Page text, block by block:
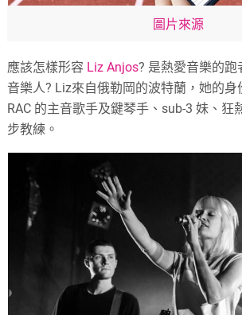
圖片來源
應該怎樣形容 Liz Anjos? 是熱愛音樂的
音樂人? Liz來自俄勒岡的波特蘭，她的身
RAC 的主音歌手及鍵琴手、sub-3 妹、狂
步教練。